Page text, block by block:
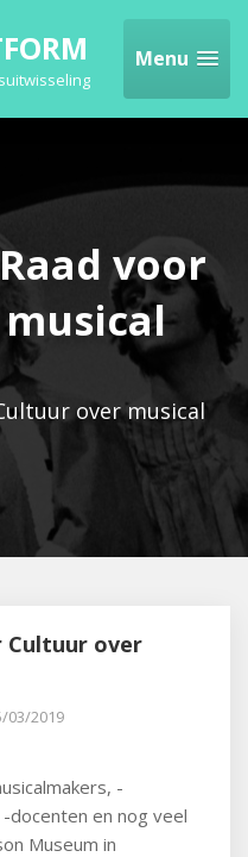
Menu
voor
over musical
Cultuur over
03/2019
-
en nog veel
Museum in